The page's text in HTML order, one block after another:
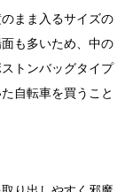
まま入るサイズの
も多いため、中の
トンバッグタイプ
自転車を買うこと